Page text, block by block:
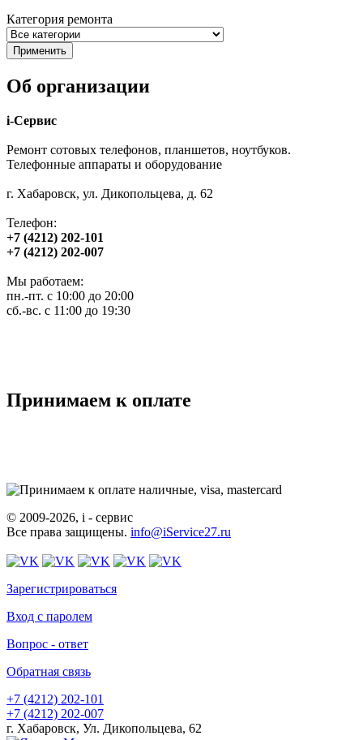
Категория ремонта
Об организации
i-Сервис
Ремонт сотовых телефонов, планшетов, ноутбуков.
Телефонные аппараты и оборудование
г. Хабаровск, ул. Дикопольцева, д. 62
Телефон:
+7 (4212) 202-101
+7 (4212) 202-007
Мы работаем:
пн.-пт. с 10:00 до 20:00
сб.-вс. с 11:00 до 19:30
Принимаем к оплате
© 2009-2026, i - сервис
Все права защищены. info@iService27.ru
Зарегистрироваться
Вход с паролем
Вопрос - ответ
Обратная связь
+7 (4212) 202-101
+7 (4212) 202-007
г. Хабаровск, Ул. Дикопольцева, 62